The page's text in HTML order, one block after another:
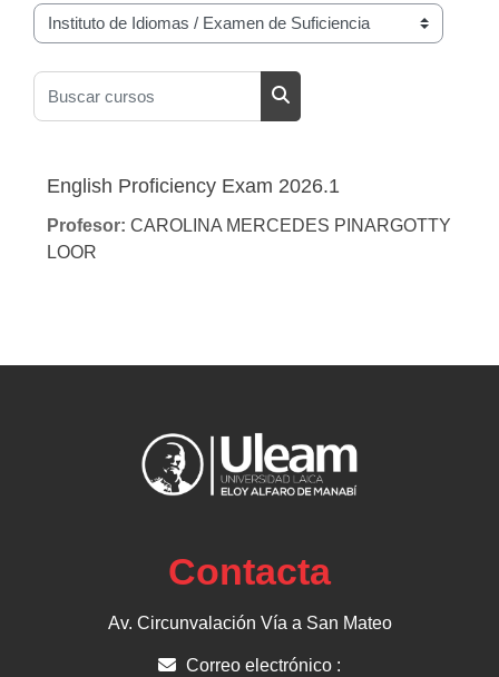
Categorías
Buscar cursos
Buscar cursos
English Proficiency Exam 2026.1
Profesor: CAROLINA MERCEDES PINARGOTTY
LOOR
Contacta
Av. Circunvalación Vía a San Mateo
Correo electrónico :